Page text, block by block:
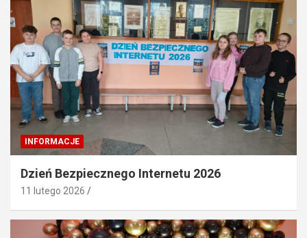
INFORMACJE
Dzień Bezpiecznego Internetu 2026
11 lutego 2026